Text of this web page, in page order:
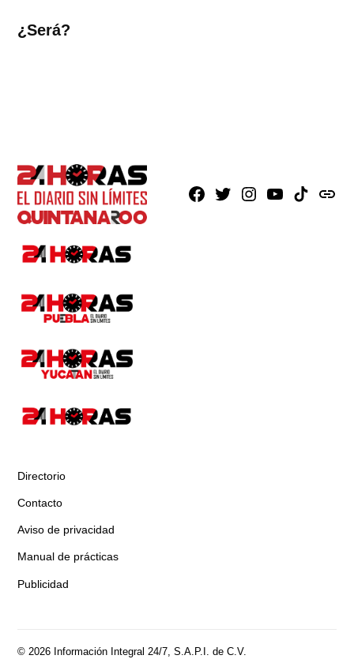
¿Será?
Facebook
X Instagram
YoutubeTikTokissuu
Directorio
Contacto
Aviso de privacidad
Manual de prácticas
Publicidad
© 2026 Información Integral 24/7, S.A.P.I. de C.V.